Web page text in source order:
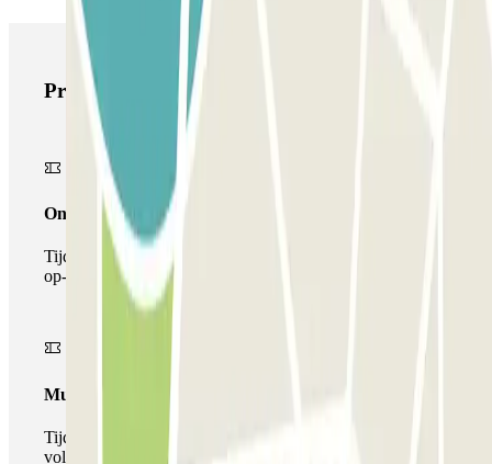
Producten van Parclick
Onepass
Tijdens je verblijf kun je de parkeerplaats maar één keer
op- en afrijden.
Multiparking pass
Tijdens uw verblijf kunt u gebruik maken van het
volledige netwerk van parkeergarages van deze operator,